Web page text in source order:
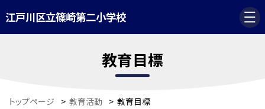
江戸川区立篠崎第二小学校
教育目標
トップページ > 教育活動 > 教育目標